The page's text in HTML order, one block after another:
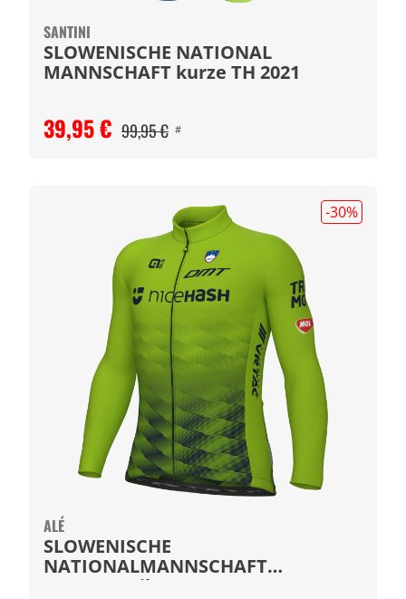
SANTINI
SLOWENISCHE NATIONAL
MANNSCHAFT kurze TH 2021
39,95 € 99,95 € #
-30%
ALÉ
SLOWENISCHE
NATIONALMANNSCHAFT
Langarmtrikot 2025